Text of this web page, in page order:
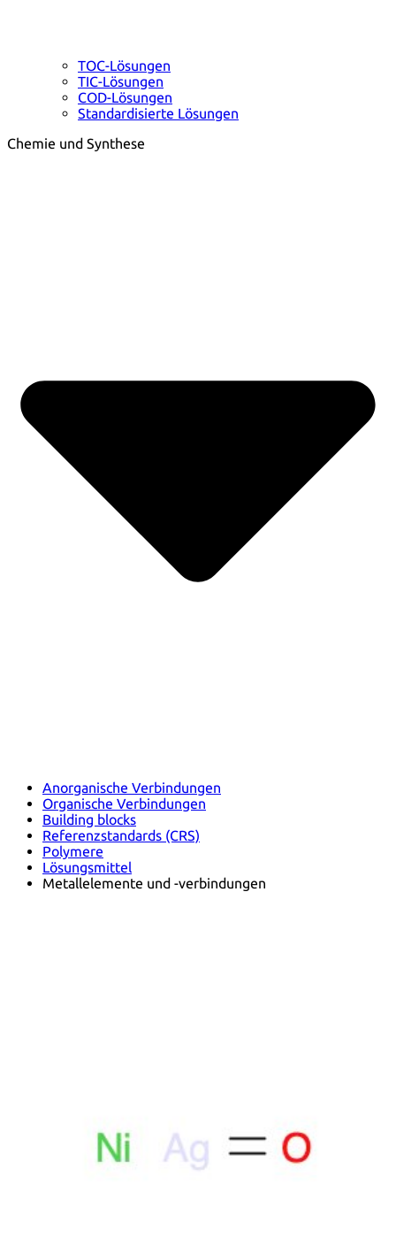
TOC-Lösungen
TIC-Lösungen
COD-Lösungen
Standardisierte Lösungen
Chemie und Synthese
Anorganische Verbindungen
Organische Verbindungen
Building blocks
Referenzstandards (CRS)
Polymere
Lösungsmittel
Metallelemente und -verbindungen